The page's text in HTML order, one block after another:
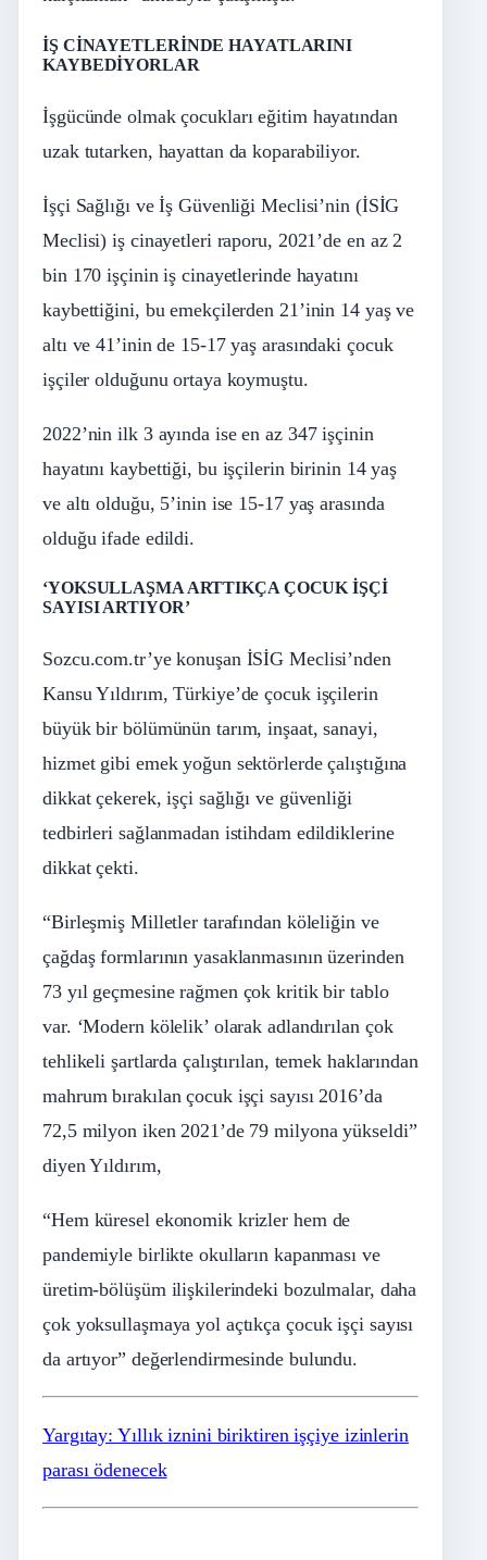
İŞ CİNAYETLERİNDE HAYATLARINI
KAYBEDİYORLAR
İşgücünde olmak çocukları eğitim hayatından
uzak tutarken, hayattan da koparabiliyor.
İşçi Sağlığı ve İş Güvenliği Meclisi’nin (İSİG
Meclisi) iş cinayetleri raporu, 2021’de en az 2
bin 170 işçinin iş cinayetlerinde hayatını
kaybettiğini, bu emekçilerden 21’inin 14 yaş ve
altı ve 41’inin de 15-17 yaş arasındaki çocuk
işçiler olduğunu ortaya koymuştu.
2022’nin ilk 3 ayında ise en az 347 işçinin
hayatını kaybettiği, bu işçilerin birinin 14 yaş
ve altı olduğu, 5’inin ise 15-17 yaş arasında
olduğu ifade edildi.
‘YOKSULLAŞMA ARTTIKÇA ÇOCUK İŞÇİ
SAYISI ARTIYOR’
Sozcu.com.tr’ye konuşan İSİG Meclisi’nden
Kansu Yıldırım, Türkiye’de çocuk işçilerin
büyük bir bölümünün tarım, inşaat, sanayi,
hizmet gibi emek yoğun sektörlerde çalıştığına
dikkat çekerek, işçi sağlığı ve güvenliği
tedbirleri sağlanmadan istihdam edildiklerine
dikkat çekti.
“Birleşmiş Milletler tarafından köleliğin ve
çağdaş formlarının yasaklanmasının üzerinden
73 yıl geçmesine rağmen çok kritik bir tablo
var. ‘Modern kölelik’ olarak adlandırılan çok
tehlikeli şartlarda çalıştırılan, temek haklarından
mahrum bırakılan çocuk işçi sayısı 2016’da
72,5 milyon iken 2021’de 79 milyona yükseldi”
diyen Yıldırım,
“Hem küresel ekonomik krizler hem de
pandemiyle birlikte okulların kapanması ve
üretim-bölüşüm ilişkilerindeki bozulmalar, daha
çok yoksullaşmaya yol açtıkça çocuk işçi sayısı
da artıyor” değerlendirmesinde bulundu.
Yargıtay: Yıllık iznini biriktiren işçiye izinlerin
parası ödenecek